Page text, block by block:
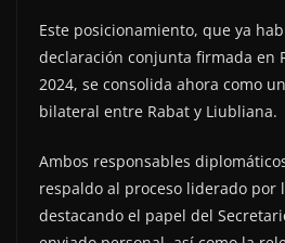
Este posicionamiento, que ya
declaración conjunta firmada en
2024, se consolida ahora como
bilateral entre Rabat y Liubliana.
Ambos responsables
respaldo al proceso liderado por
destacando el papel del